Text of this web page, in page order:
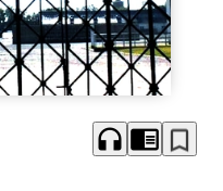
headphones chrome_reader_mode bookmark_border